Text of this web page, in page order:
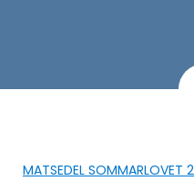
MATSEDEL SOMMARLOVET